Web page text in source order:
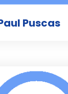
Puscas